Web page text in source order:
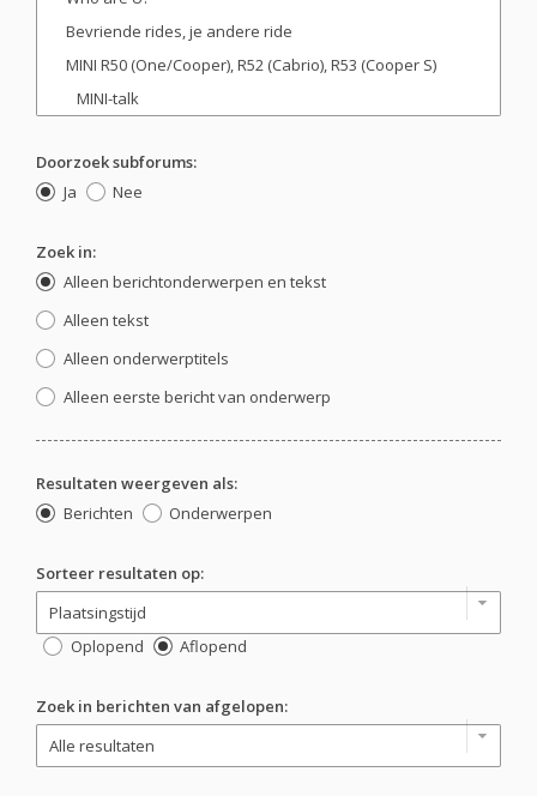
Doorzoek subforums:
Ja
Nee
Zoek in:
Alleen berichtonderwerpen en tekst
Alleen tekst
Alleen onderwerptitels
Alleen eerste bericht van onderwerp
Resultaten weergeven als:
Berichten
Onderwerpen
Sorteer resultaten op:
Oplopend Aflopend
Zoek in berichten van afgelopen: